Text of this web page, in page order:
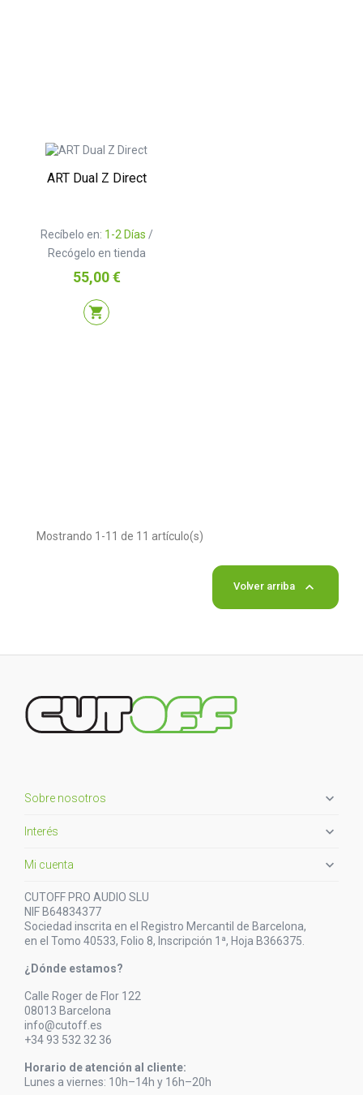
ART Dual Z Direct
Recíbelo en: 1-2 Días /
Recógelo en tienda
Precio
55,00 €
shopping_cart
Mostrando 1-11 de 11 artículo(s)
Volver arriba 
Sobre nosotros 
Interés 
Mi cuenta 
CUTOFF PRO AUDIO SLU
NIF B64834377
Sociedad inscrita en el Registro Mercantil de Barcelona,
en el Tomo 40533, Folio 8, Inscripción 1ª, Hoja B366375.
¿Dónde estamos?
Calle Roger de Flor 122
08013 Barcelona
info@cutoff.es
+34 93 532 32 36
Horario de atención al cliente:
Lunes a viernes: 10h–14h y 16h–20h